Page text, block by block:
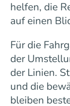
helfen, die
auf einen
Für die
der
der Linien.
und die
bleiben